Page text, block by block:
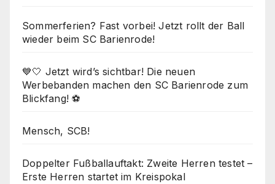
Sommerferien? Fast vorbei! Jetzt rollt der Ball
wieder beim SC Barienrode!
💙🤍 Jetzt wird’s sichtbar! Die neuen
Werbebanden machen den SC Barienrode zum
Blickfang! ⚽
Mensch, SCB!
Doppelter Fußballauftakt: Zweite Herren testet –
Erste Herren startet im Kreispokal